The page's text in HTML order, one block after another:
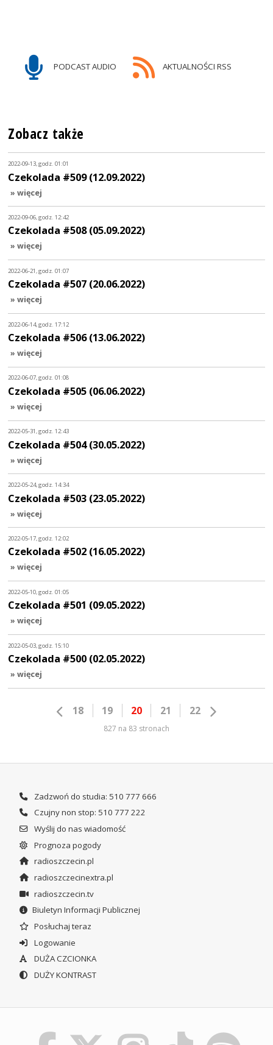
PODCAST AUDIO AKTUALNOŚCI RSS
Zobacz także
2022-09-13, godz. 01:01
Czekolada #509 (12.09.2022)
» więcej
2022-09-06, godz. 12:42
Czekolada #508 (05.09.2022)
» więcej
2022-06-21, godz. 01:07
Czekolada #507 (20.06.2022)
» więcej
2022-06-14, godz. 17:12
Czekolada #506 (13.06.2022)
» więcej
2022-06-07, godz. 01:08
Czekolada #505 (06.06.2022)
» więcej
2022-05-31, godz. 12:43
Czekolada #504 (30.05.2022)
» więcej
2022-05-24, godz. 14:34
Czekolada #503 (23.05.2022)
» więcej
2022-05-17, godz. 12:02
Czekolada #502 (16.05.2022)
» więcej
2022-05-10, godz. 01:05
Czekolada #501 (09.05.2022)
» więcej
2022-05-03, godz. 15:10
Czekolada #500 (02.05.2022)
» więcej
18 19 20 21 22
827 na 83 stronach
Zadzwoń do studia: 510 777 666
Czujny non stop: 510 777 222
Wyślij do nas wiadomość
Prognoza pogody
radioszczecin.pl
radioszczecinextra.pl
radioszczecin.tv
Biuletyn Informacji Publicznej
Posłuchaj teraz
Logowanie
DUŻA CZCIONKA
DUŻY KONTRAST